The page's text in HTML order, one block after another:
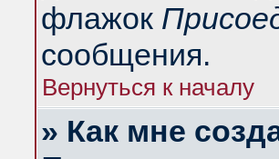
флажок
сообщения.
Вернуться к началу
» Как мне